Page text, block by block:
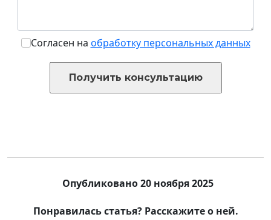
Согласен на обработку персональных данных
Опубликовано 20 ноября 2025
Понравилась статья? Расскажите о ней.